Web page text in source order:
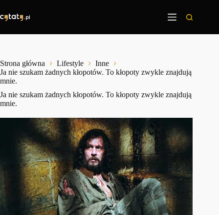
treści
Strona główna Lifestyle
Inne
Ja nie szukam żadnych kłopotów. To kłopoty zwykle znajdują
mnie.
Ja nie szukam żadnych kłopotów. To kłopoty zwykle znajdują
mnie.